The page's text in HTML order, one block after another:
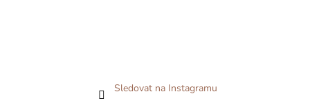
Sledovat na Instagramu